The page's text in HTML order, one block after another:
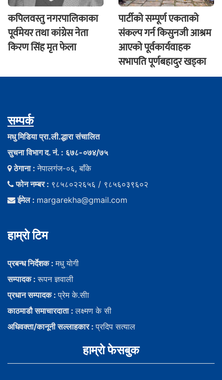
कपिलवस्तु नगरपालिकाका
पूर्वमेयर तथा कांग्रेस नेता
किरण सिंह मृत फेला
पार्टीको सम्पूर्ण एकताको
संकल्प गर्न किसुनजी आश्रम
आएकाे पूर्वकार्यवाहक
सभापति पूर्णबहादुर खड्का
सम्पर्क
मधु मिडिया प्रा.ली.द्धारा संचालित
सुचना विभाग द. नं. : ६७८-०७४/७५
ठेगाना :नेपालगंज-०६, बाँके
फोन नम्बर : ९८५८०२२६५६ / ९८५६०३९६०२
ईमेल : margarekha@gmail.com
हाम्राे टिम
प्रबन्ध निर्देशक :मधु याेगी
सम्पादक :रूपन ज्ञवाली
प्रधान सम्पादक :प्रेम के.सीा
काठमाडौ समाचारदाता :लक्ष्मण के सी
अधिवक्ता/कानूनी सल्लाहकार :प्रदिप सत्याल
हाम्राे फेसबुक